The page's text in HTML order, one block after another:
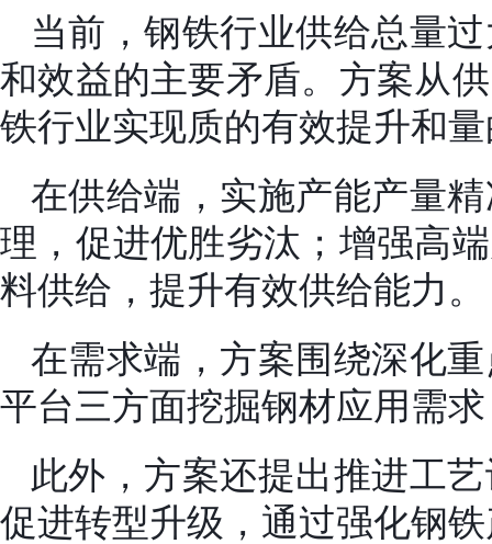
当前，钢铁行业供给总量
和效益的主要矛盾。方案从
铁行业实现质的有效提升和
在供给端，实施产能产量
理，促进优胜劣汰；增强高
料供给，提升有效供给能力。
在需求端，方案围绕深化
平台三方面挖掘钢材应用需
此外，方案还提出推进工
促进转型升级，通过强化钢